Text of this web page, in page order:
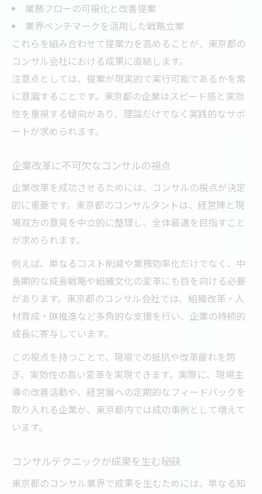
業務フローの可視化と改善提案
業界ベンチマークを活用した戦略立案
これらを組み合わせて提案力を高めることが、東京都の
コンサル会社における成果に直結します。
注意点としては、提案が現実的で実行可能であるかを常
に意識することです。東京都の企業はスピード感と実効
性を重視する傾向があり、理論だけでなく実践的なサポ
ートが求められます。
企業改革に不可欠なコンサルの視点
企業改革を成功させるためには、コンサルの視点が決定
的に重要です。東京都のコンサルタントは、経営陣と現
場双方の意見を中立的に整理し、全体最適を目指すこと
が求められます。
例えば、単なるコスト削減や業務効率化だけでなく、中
長期的な成長戦略や組織文化の変革にも目を向ける必要
があります。東京都のコンサル会社では、組織改革・人
材育成・DX推進など多角的な支援を行い、企業の持続的
成長に寄与しています。
この視点を持つことで、現場での抵抗や改革疲れを防
ぎ、実効性の高い変革を実現できます。実際に、現場主
導の改善活動や、経営層への定期的なフィードバックを
取り入れる企業が、東京都内では成功事例として増えて
います。
コンサルテクニックが成果を生む秘訣
東京都のコンサル業界で成果を生むためには、単なる知